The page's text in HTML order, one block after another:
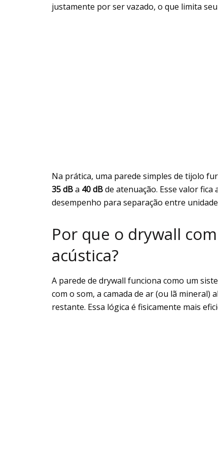
justamente por ser vazado, o que limita
Na prática, uma parede simples de tijolo
35 dBa 40 dBde atenuação. Esse valor fica
desempenho para separação entre
Por que o drywall
acústica?
A parede de drywall funciona como um
com o som, a camada de ar (ou lã mineral)
restante. Essa lógica é fisicamente mais